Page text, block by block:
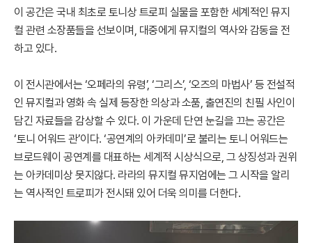
이 공간은 국내 최초로 토니상 트로피 실물을 포함한 세계적인 뮤지
컬 관련 소장품들을 선보이며, 대중에게 뮤지컬의 역사와 감동을 전
하고 있다.
이 전시관에서는 ‘오페라의 유령’, ‘그리스’, ‘오즈의 마법사’ 등 전설적
인 뮤지컬과 영화 속 실제 등장한 의상과 소품, 출연진의 친필 사인이
담긴 자료들을 감상할 수 있다. 이 가운데 단연 눈길을 끄는 공간은
‘토니 어워드 관’이다. ‘공연계의 아카데미’로 불리는 토니 어워드는
브로드웨이 공연계를 대표하는 세계적 시상식으로, 그 상징성과 권위
는 아카데미상 못지않다. 라라의 뮤지컬 뮤지엄에는 그 시작을 알리
는 역사적인 트로피가 전시돼 있어 더욱 의미를 더한다.